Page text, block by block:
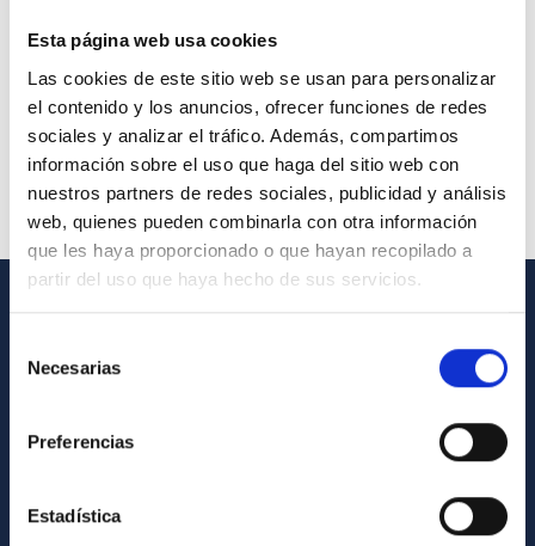
Esta página web usa cookies
Las cookies de este sitio web se usan para personalizar
el contenido y los anuncios, ofrecer funciones de redes
sociales y analizar el tráfico. Además, compartimos
información sobre el uso que haga del sitio web con
nuestros partners de redes sociales, publicidad y análisis
web, quienes pueden combinarla con otra información
que les haya proporcionado o que hayan recopilado a
partir del uso que haya hecho de sus servicios.
Necesarias
Preferencias
Estadística
Contacto
Biblioteca